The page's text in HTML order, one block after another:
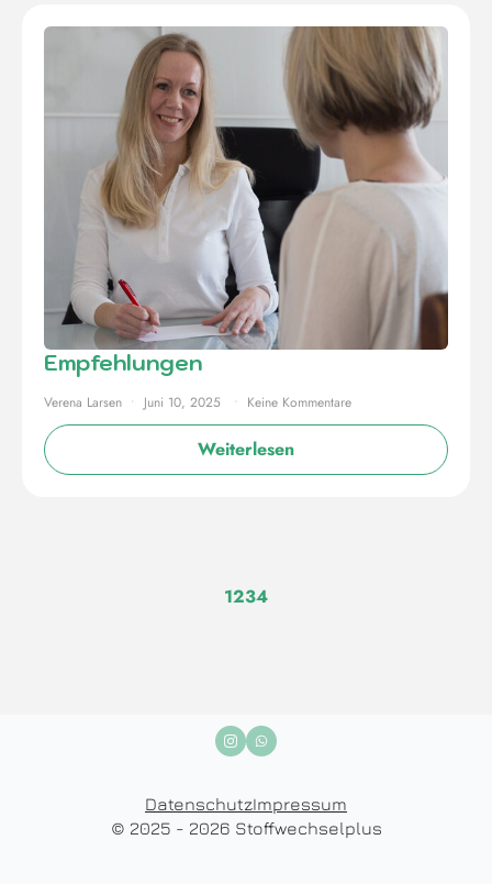
Empfehlungen
Verena Larsen Juni 10, 2025 Keine Kommentare
Weiterlesen
1234
DatenschutzImpressum
© 2025 - 2026 Stoffwechselplus